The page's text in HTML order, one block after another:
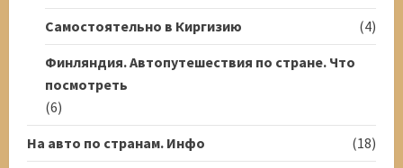
Самостоятельно в Киргизию
(4)
Финляндия. Автопутешествия по стране. Что
посмотреть
(6)
На авто по странам. Инфо
(18)